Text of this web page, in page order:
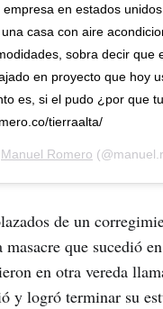
en estados
casa con aire
sobra decir que
en proyecto que hoy
es, si el pudo ¿por que
tierraalta/
Manuel Romero
de un
que sucedió
en otra vereda
y logró terminar su